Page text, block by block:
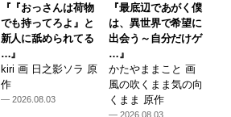
『『おっさんは荷物
でも持ってろよ』と
新人に舐められてる
…』
kiri 画 日之影ソラ 原
作
— 2026.08.03
『最底辺であがく僕
は、異世界で希望に
出会う～自分だけゲ
…』
かたやままこと 画
風の吹くまま気の向
くまま 原作
— 2026.08.03